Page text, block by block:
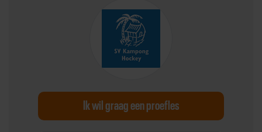
Ik wil graag een proefles